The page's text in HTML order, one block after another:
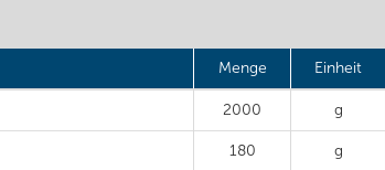
Menge Einheit
2000 g
180 g